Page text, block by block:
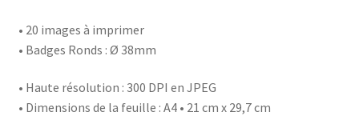
• 20 images à imprimer
• Badges Ronds : Ø 38mm
• Haute résolution : 300 DPI en JPEG
• Dimensions de la feuille : A4 • 21 cm x 29,7 cm